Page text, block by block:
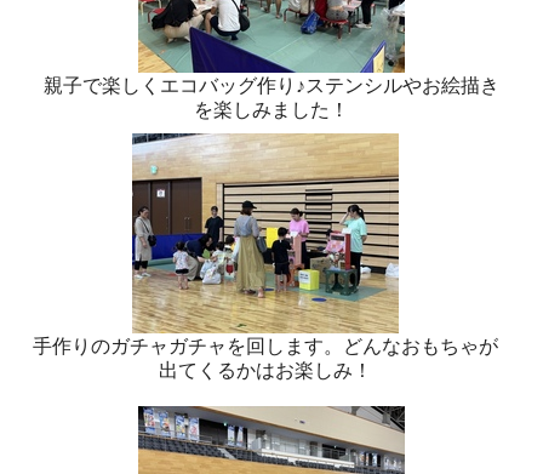
親子で楽しくエコバッグ作り♪ステンシルやお絵描き
を楽しみました！
手作りのガチャガチャを回します。どんなおもちゃが
出てくるかはお楽しみ！